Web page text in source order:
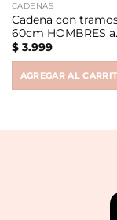
CADENAS
Cadena con
60cm HOMBRES
$3.999
AGREGAR AL